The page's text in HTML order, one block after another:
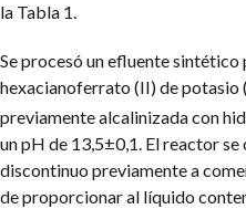
la Tabla 1.
Se procesó un efluente
hexacianoferrato (II) de potasio
previamente alcalinizada con
un pH de 13,5±0,1. El reactor
discontinuo previamente a
de proporcionar al líquido